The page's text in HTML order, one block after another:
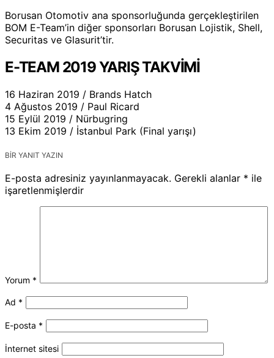
Borusan Otomotiv ana sponsorluğunda gerçekleştirilen
BOM E-Team’in diğer sponsorları Borusan Lojistik, Shell,
Securitas ve Glasurit’tir.
E-TEAM 2019 YARIŞ TAKVİMİ
16 Haziran 2019 / Brands Hatch
4 Ağustos 2019 / Paul Ricard
15 Eylül 2019 / Nürbugring
13 Ekim 2019 / İstanbul Park (Final yarışı)
BIR YANIT YAZIN
E-posta adresiniz yayınlanmayacak. Gerekli alanlar * ile
işaretlenmişlerdir
Yorum *
Ad *
E-posta *
İnternet sitesi